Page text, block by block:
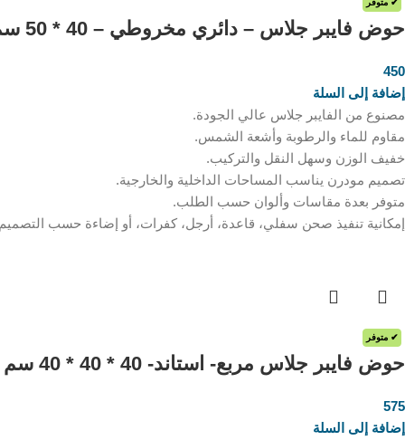
حوض فايبر جلاس – دائري مخروطي – 40 * 50 سم
450
إضافة إلى السلة
مصنوع من الفايبر جلاس عالي الجودة.
مقاوم للماء والرطوبة وأشعة الشمس.
خفيف الوزن وسهل النقل والتركيب.
تصميم مودرن يناسب المساحات الداخلية والخارجية.
متوفر بعدة مقاسات وألوان حسب الطلب.
إمكانية تنفيذ صحن سفلي، قاعدة، أرجل، كفرات، أو إضاءة حسب
✔ متوفر
حوض فايبر جلاس مربع- استاند- 40 * 40 * 40 سم
575
إضافة إلى السلة